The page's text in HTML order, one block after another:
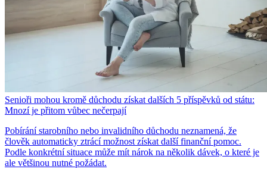
Senioři mohou kromě důchodu získat dalších 5 příspěvků od státu:
Mnozí je přitom vůbec nečerpají
Pobírání starobního nebo invalidního důchodu neznamená, že
člověk automaticky ztrácí možnost získat další finanční pomoc.
Podle konkrétní situace může mít nárok na několik dávek, o které je
ale většinou nutné požádat.